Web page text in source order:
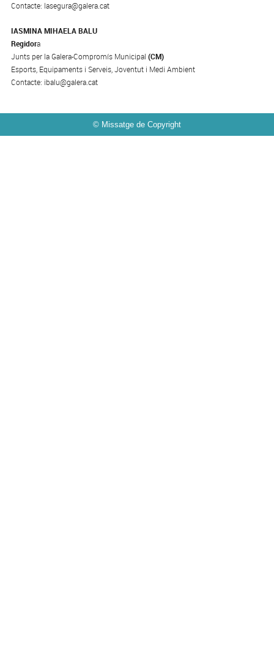
Contacte: lasegura@galera.cat
IASMINA MIHAELA BALU
Regidora
Junts per la Galera-Compromís Municipal (CM)
Esports, Equipaments i Serveis, Joventut i Medi Ambient
Contacte: ibalu@galera.cat
© Missatge de Copyright